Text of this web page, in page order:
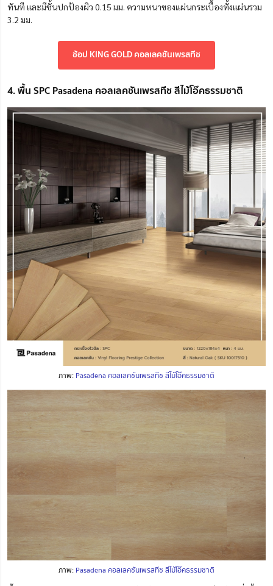
ทันที และมีชั้นปกป้องผิว 0.15 มม. ความหนาของแผ่นกระเบื้องทั้งแผ่นรวม
3.2 มม.
ช้อป KING GOLD คอลเลคชันเพรสทีช
4. พื้น SPC Pasadena คอลเลคชันเพรสทีช สีไม้โอ๊คธรรมชาติ
ภาพ: Pasadena คอลเลคชันเพรสทีช สีไม้โอ๊คธรรมชาติ
ภาพ: Pasadena คอลเลคชันเพรสทีช สีไม้โอ๊คธรรมชาติ